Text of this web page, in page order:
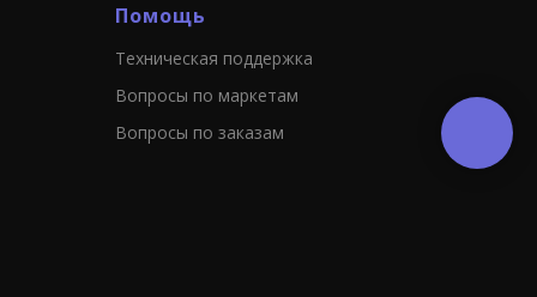
Помощь
Техническая поддержка
Вопросы по маркетам
Вопросы по заказам